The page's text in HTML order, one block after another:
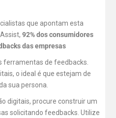
que apontam esta
92% dos consumidores
das empresas
ferramentas de feedbacks.
o ideal é que estejam de
sua persona.
digitais, procure construir um
solicitando feedbacks. Utilize